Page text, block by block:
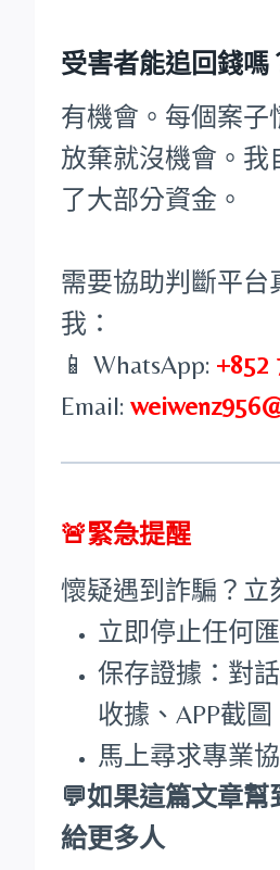
受害者能追回錢嗎
有機會。每個案子
放棄就沒機會。我
了大部分資金。
需要協助判斷平台
我：
📱 WhatsApp: +852
Email:
🚨緊急提醒
懷疑遇到詐騙？立
立即停止任何
保存證據：對
收據、APP截圖
馬上尋求專業
💬如果這篇文章幫
給更多人